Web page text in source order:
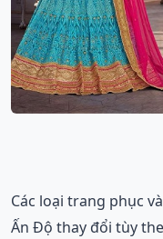
Các loại trang phục
Ấn Độ thay đổi tùy